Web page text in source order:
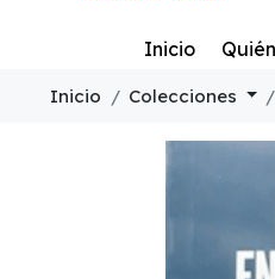
Inicio
Inicio Colecciones